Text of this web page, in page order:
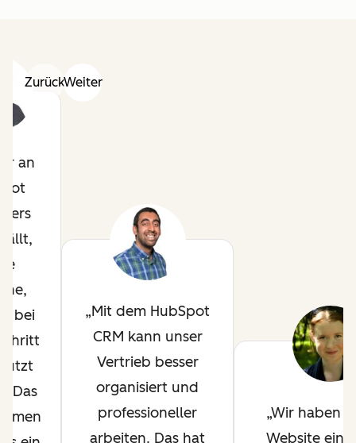
ZurückWeiter
an
bei
Das
Mit dem HubSpot
CRM kann unser
Vertrieb besser
organisiert und
professioneller
arbeiten. Das hat
Wir haben
Website eine